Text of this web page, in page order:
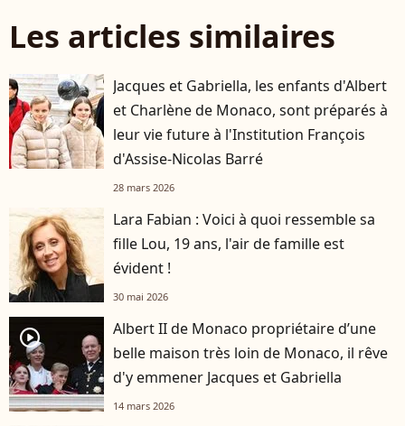
Les articles similaires
Jacques et Gabriella, les enfants d'Albert
et Charlène de Monaco, sont préparés à
leur vie future à l'Institution François
d'Assise-Nicolas Barré
28 mars 2026
Lara Fabian : Voici à quoi ressemble sa
fille Lou, 19 ans, l'air de famille est
évident !
30 mai 2026
player2
Albert II de Monaco propriétaire d’une
belle maison très loin de Monaco, il rêve
d'y emmener Jacques et Gabriella
14 mars 2026